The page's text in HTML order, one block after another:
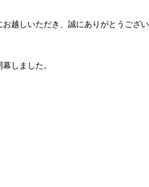
越しいただき、誠にありがとうござい
しました。